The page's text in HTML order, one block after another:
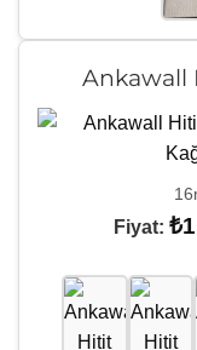
Ankawall
Fiyat: ₺